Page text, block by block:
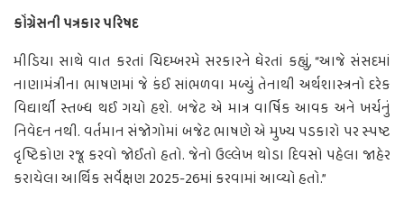
કોંગ્રેસની પત્રકાર પરિષદ
મીડિયા સાથે વાત કરતાં ચિદમ્બરમે સરકારને ઘેરતાં કહ્યું, “આજે સંસદમાં
નાણામંત્રીના ભાષણમાં જે કંઈ સાંભળવા મળ્યું તેનાથી અર્થશાસ્ત્રનો દરેક
વિદ્યાર્થી સ્તબ્ધ થઈ ગયો હશે. બજેટ એ માત્ર વાર્ષિક આવક અને ખર્ચનું
નિવેદન નથી. વર્તમાન સંજોગોમાં બજેટ ભાષણે એ મુખ્ય પડકારો પર સ્પષ્ટ
દૃષ્ટિકોણ રજૂ કરવો જોઈતો હતો. જેનો ઉલ્લેખ થોડા દિવસો પહેલા જાહેર
કરાયેલા આર્થિક સર્વેક્ષણ 2025-26માં કરવામાં આવ્યો હતો.”